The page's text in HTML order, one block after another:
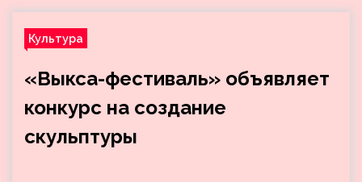
Культура
«Выкса-фестиваль» объявляет
конкурс на создание
скульптуры